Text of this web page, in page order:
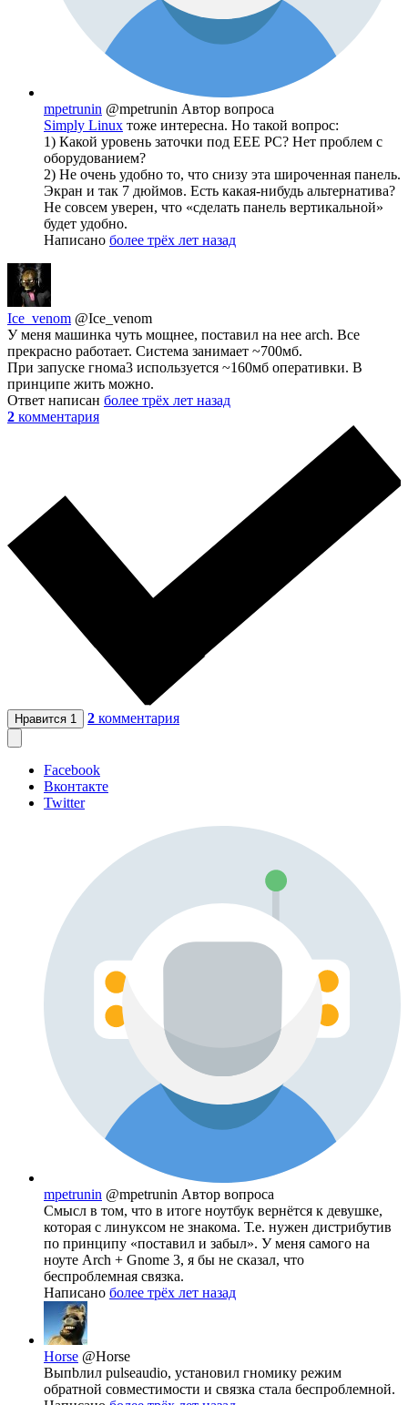
mpetrunin @mpetrunin Автор вопроса
Simply Linux тоже интересна. Но такой вопрос:
1) Какой уровень заточки под EEE PC? Нет проблем с
оборудованием?
2) Не очень удобно то, что снизу эта широченная панель.
Экран и так 7 дюймов. Есть какая-нибудь альтернатива?
Не совсем уверен, что «сделать панель вертикальной»
будет удобно.
Написано более трёх лет назад
Ice_venom @Ice_venom
У меня машинка чуть мощнее, поставил на нее arch. Все
прекрасно работает. Система занимает ~700мб.
При запуске гнома3 используется ~160мб оперативки. В
принципе жить можно.
Ответ написан более трёх лет назад
2 комментария
Нравится 1 2 комментария
Facebook
Вконтакте
Twitter
mpetrunin @mpetrunin Автор вопроса
Смысл в том, что в итоге ноутбук вернётся к девушке,
которая с линуксом не знакома. Т.е. нужен дистрибутив
по принципу «поставил и забыл». У меня самого на
ноуте Arch + Gnome 3, я бы не сказал, что
беспроблемная связка.
Написано более трёх лет назад
Horse @Horse
Выпbлил pulseaudio, установил гномику режим
обратной совместимости и связка стала беспроблемной.